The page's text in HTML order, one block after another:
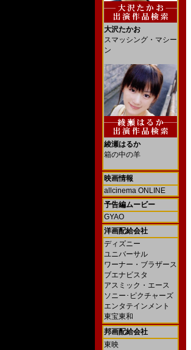
大沢たかお
スマッシング・マシー
ン
綾瀬はるか
箱の中の羊
映画情報
allcinema ONLINE
予告編ムービー
GYAO
洋画配給会社
ディズニー
ユニバーサル
ワーナー・ブラザース
ブエナビスタ
アスミック・エース
ソニー･ピクチャーズ
エンタテインメント
東宝東和
邦画配給会社
東映